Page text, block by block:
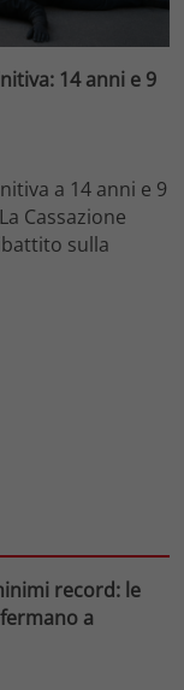
14 anni e 9
a 14 anni e 9
Cassazione
sulla
record: le
a